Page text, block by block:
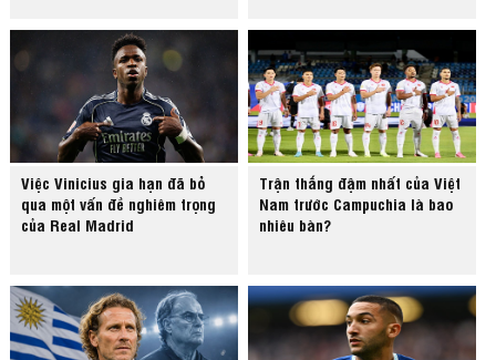
Việc Vinicius gia hạn đã bỏ
qua một vấn đề nghiêm trọng
của Real Madrid
Trận thắng đậm nhất của Việt
Nam trước Campuchia là bao
nhiêu bàn?